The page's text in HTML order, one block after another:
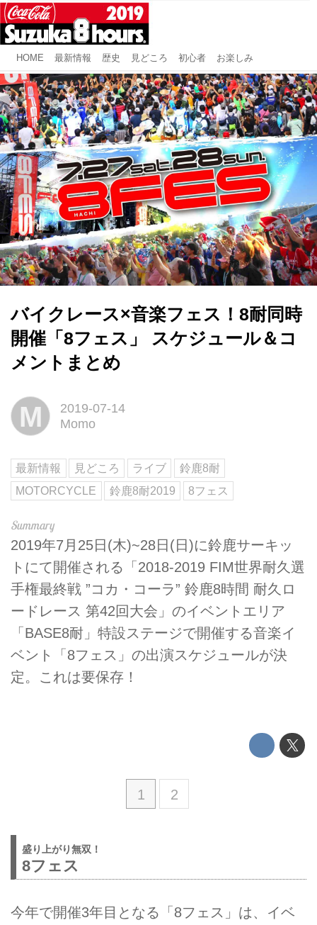
HOME 最新情報 歴史 見どころ 初心者 お楽しみ
バイクレース×音楽フェス！8耐同時
開催「8フェス」 スケジュール＆コ
メントまとめ
M
2019-07-14
Momo
最新情報 見どころ ライブ
鈴鹿8耐
MOTORCYCLE
鈴鹿8耐2019 8フェス
2019年7月25日(木)~28日(日)に鈴鹿サーキッ
トにて開催される「2018-2019 FIM世界耐久選
手権最終戦 ”コカ・コーラ” 鈴鹿8時間 耐久ロ
ードレース 第42回大会」のイベントエリア
「BASE8耐」特設ステージで開催する音楽イ
ベント「8フェス」の出演スケジュールが決
定。これは要保存！
1 2
盛り上がり無双！
8フェス
今年で開催3年目となる「8フェス」は、イベ